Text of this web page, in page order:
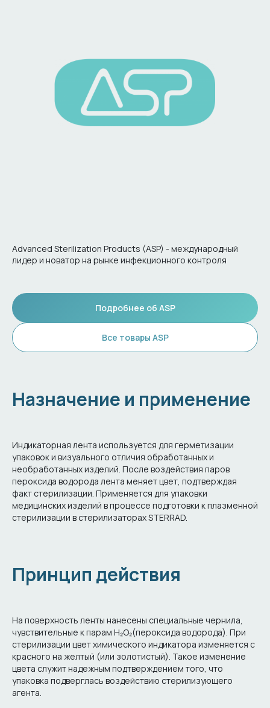
Advanced Sterilization Products (ASP) - международный
лидер и новатор на рынке инфекционного контроля
Подробнее об ASP
Все товары ASP
Назначение и применение
Индикаторная лента используется для герметизации
упаковок и визуального отличия обработанных и
необработанных изделий. После воздействия паров
пероксида водорода лента меняет цвет, подтверждая
факт стерилизации. Применяется для упаковки
медицинских изделий в процессе подготовки к плазменной
стерилизации в стерилизаторах STERRAD.
Принцип действия
На поверхность ленты нанесены специальные чернила,
чувствительные к парам H₂O₂(пероксида водорода). При
стерилизации цвет химического индикатора изменяется с
красного на желтый (или золотистый). Такое изменение
цвета служит надежным подтверждением того, что
упаковка подверглась воздействию стерилизующего
агента.